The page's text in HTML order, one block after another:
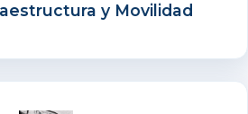
y Movilidad